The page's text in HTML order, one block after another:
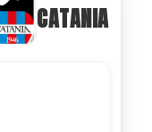
CATANIA